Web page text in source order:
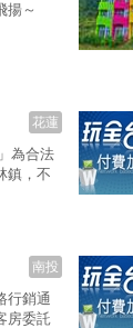
揚～
花蓮
為合法
鎮，不
南投
行銷通
房委託